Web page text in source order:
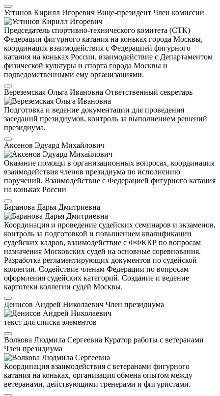
Устинов Кирилл Игоревич Вице-президент Член комиссии
Председатель спортивно-технического комитета (СТК)
Федерации фигурного катания на коньках города Москвы,
координация взаимодействия с Федерацией фигурного
катания на коньках России, взаимодействие с Департаментом
физической культуры и спорта города Москвы и
подведомственными ему организациями.
Вереземская Ольга Ивановна Ответственный секретарь
Подготовка и ведение документации для проведения
заседаний президиумов, контроль за выполнением решений
президиума.
Аксенов Эдуард Михайлович
Оказание помощи в организационных вопросах, координация
взаимодействия членов президиума по исполнению
поручений. Взаимодействие с Федерацией фигурного катания
на коньках России
Баранова Дарья Дмитриевна
Координация и проведение судейских семинаров и экзаменов,
контроль за подготовкой и повышением квалификации
судейских кадров, взаимодействие с ФФККР по вопросам
назначения Московских судей на основные соревнования.
Разработка регламентирующих документов по судейской
коллегии. Содействие членам Федерации по вопросам
оформления судейских категорий. Создание и ведение
картотеки коллегии судей Москвы.
Денисов Андрей Николаевич Член президиума
текст для списка элементов
Волкова Людмила Сергеевна Куратор работы с ветеранами
Член президиума
Координация взаимодействия с ветеранами фигурного
катания на коньках, организация обмена опытом между
ветеранами, действующими тренерами и фигуристами.